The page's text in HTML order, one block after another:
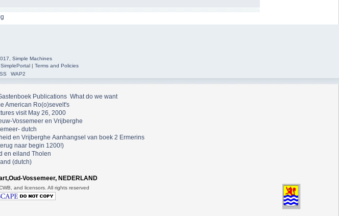
Simple Machines
| Terms and Policies
WAP2
Publications What do we want
American Ro(o)sevelt's
visit May 26, 2000
Vossemeer en Vrijberghe
dutch
en Vrijberghe Aanhangsel van boek 2 Ermerins
naar begin 1200!)
en eiland Tholen
(dutch)
Vossemeer, NEDERLAND
and licensors. All rights reserved